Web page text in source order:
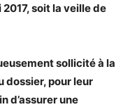
soit la veille de
sollicité à la
dossier, pour leur
d’assurer une